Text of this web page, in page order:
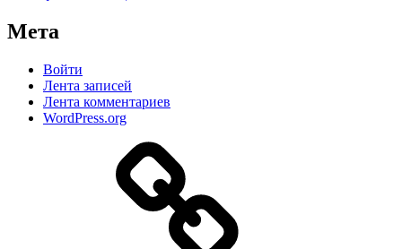
Мета
Войти
Лента записей
Лента комментариев
WordPress.org